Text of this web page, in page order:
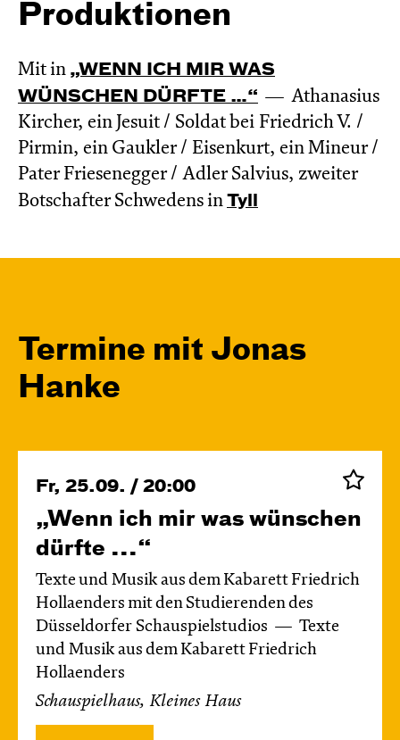
Produktionen
Mit in „WENN ICH MIR WAS
WÜNSCHEN DÜRFTE …“
Athanasius
Kircher, ein Jesuit / Soldat bei Friedrich V. /
Pirmin, ein Gaukler / Eisenkurt, ein Mineur /
Pater Friesenegger / Adler Salvius, zweiter
Botschafter Schwedens in Tyll
Termine mit Jonas
Hanke
Fr, 25.09. / 20:00
„Wenn ich mir was wünschen
dürfte ...“
Texte und Musik aus dem Kabarett Friedrich
Hollaenders mit den Studierenden des
Düsseldorfer Schauspielstudios
Texte
und Musik aus dem Kabarett Friedrich
Hollaenders
Schauspielhaus, Kleines Haus